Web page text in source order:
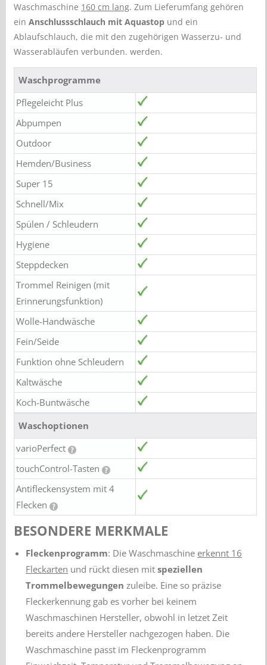
Waschmaschine 160 cm lang. Zum Lieferumfang gehören
einAnschlussschlauch mit Aquastop und ein
Ablaufschlauch, die mit den zugehörigen Wasserzu- und
Wasserabläufen verbunden. werden.
Waschprogramme
Pflegeleicht Plus
Abpumpen
Outdoor
Hemden/Business
Super 15
Schnell/Mix
Spülen / Schleudern
Hygiene
Steppdecken
Trommel Reinigen (mit
Erinnerungsfunktion)
Wolle-Handwäsche
Fein/Seide
Funktion ohne Schleudern
Kaltwäsche
Koch-Buntwäsche
Waschoptionen
varioPerfect
touchControl-Tasten
Antifleckensystem mit 4
Flecken
BESONDERE MERKMALE
Fleckenprogramm: Die Waschmaschine erkennt 16
Fleckarten und rückt diesen mitspeziellen
Trommelbewegungen zuleibe. Eine so präzise
Fleckerkennung gab es vorher bei keinem
Waschmaschinen Hersteller, obwohl in letzet Zeit
bereits andere Hersteller nachgezogen haben. Die
Waschmaschine passt im Fleckenprogramm